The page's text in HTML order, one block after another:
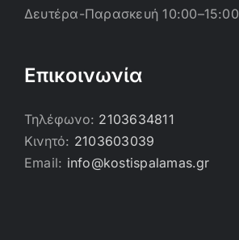
Δευτέρα-Παρασκευή 10:00–15:00
Επικοινωνία
Τηλέφωνο: 2103634811
Κινητό: 2103603039
Email: info@kostispalamas.gr